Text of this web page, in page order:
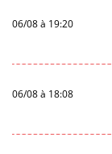
06/08 à 19:20
06/08 à 18:08